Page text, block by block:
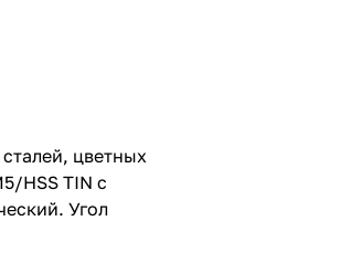
цветных
HSS TIN с
Угол